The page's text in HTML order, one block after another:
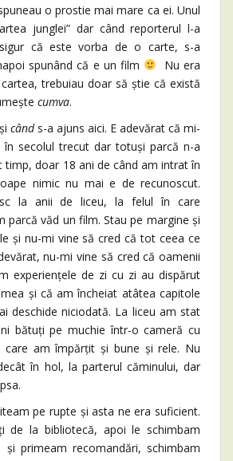
o prostie mai mare ca ei. Unul
junglei” dar când reporterul l-a
că este vorba de o carte, s-a
spunând că e un film
Nu era
trebuiau doar să știe că există
cumva.
cânds-a ajuns aici. E adevărat că mi-
secolul trecut dar totuși parcă n-a
timp, doar 18 ani de când am intrat în
nimic nu mai e de recunoscut.
la anii de liceu, la felul în care
parcă văd un film. Stau pe margine și
și nu-mi vine să cred că tot ceea ce
nu-mi vine să cred că oamenii
experiențele de zi cu zi au dispărut
și că am încheiat atâtea capitole
deschide niciodată. La liceu am stat
bătuți pe muchie într-o cameră cu
care am împărțit și bune și rele. Nu
în hol, la parterul căminului, dar
pe rupte și asta ne era suficient.
de la bibliotecă, apoi le schimbam
primeam recomandări, schimbam